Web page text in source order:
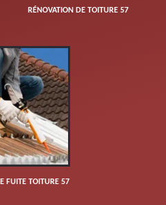
RÉNOVATION DE TOITURE 57
FUITE TOITURE 57